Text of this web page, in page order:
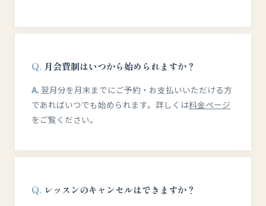
月会費制はいつから始められますか？
翌月分を月末までにご予約・お支払いいただける方
であればいつでも始められます。詳しくは料金ページ
をご覧ください。
レッスンのキャンセルはできますか？